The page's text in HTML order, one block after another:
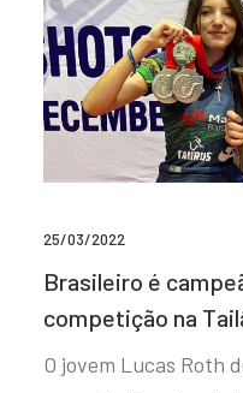
25/03/2022
Brasileiro é
competição na
O jovem Lucas Roth